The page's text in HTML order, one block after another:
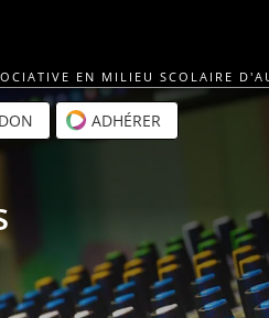
EN MILIEU SCOLAIRE
ADHÉRER